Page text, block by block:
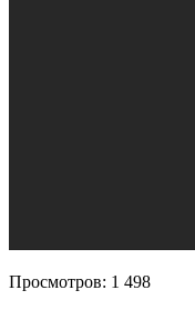
Просмотров: 1 498